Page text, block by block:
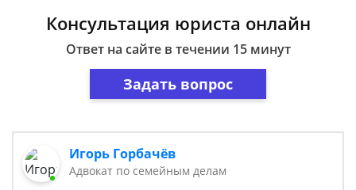
Консультация юриста онлайн
Ответ на сайте в течении 15 минут
Задать вопрос
Игорь Горбачёв
Адвокат по семейным делам